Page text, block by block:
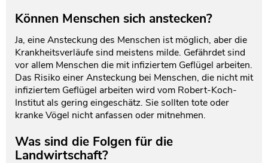
Können Menschen sich anstecken?
Ja, eine Ansteckung des Menschen ist möglich, aber die
Krankheitsverläufe sind meistens milde. Gefährdet sind
vor allem Menschen die mit infiziertem Geflügel arbeiten.
Das Risiko einer Ansteckung bei Menschen, die nicht mit
infiziertem Geflügel arbeiten wird vom Robert-Koch-
Institut als gering eingeschätz. Sie sollten tote oder
kranke Vögel nicht anfassen oder mitnehmen.
Was sind die Folgen für die
Landwirtschaft?